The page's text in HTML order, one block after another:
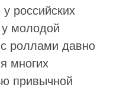
российских
у молодой
роллами давно
многих
привычной